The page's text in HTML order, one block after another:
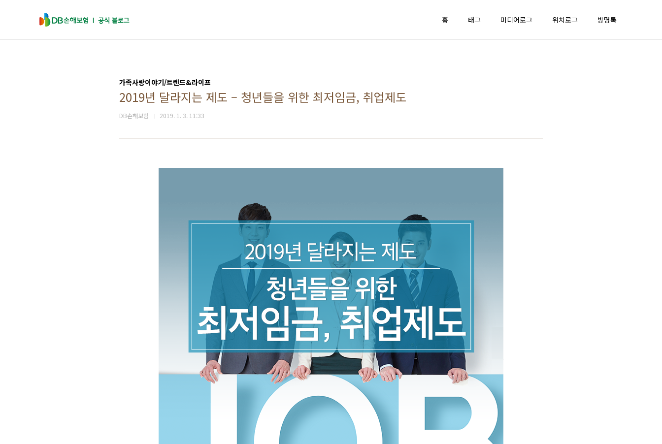
홈
태그 미디어로그 위치로그 방명록
가족사랑이야기/트렌드&라이프
2019년 달라지는 제도 – 청년들을 위한 최저임금, 취업제도
DB손해보험 2019. 1. 3. 11:33